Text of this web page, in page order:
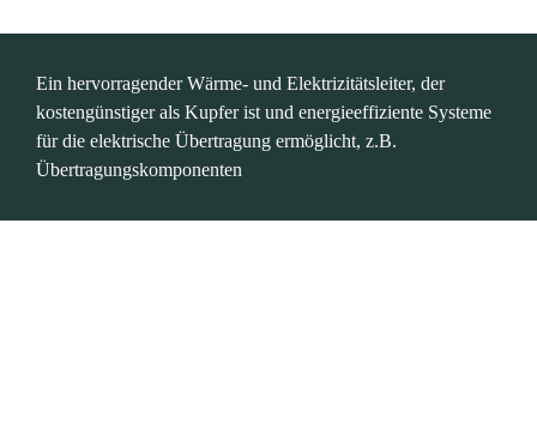
Ein hervorragender Wärme- und Elektrizitätsleiter, der
kostengünstiger als Kupfer ist und energieeffiziente Systeme
für die elektrische Übertragung ermöglicht, z.B.
Übertragungskomponenten